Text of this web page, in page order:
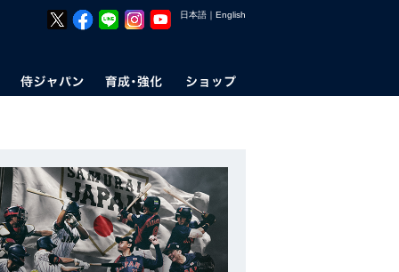
日本語 ｜ English